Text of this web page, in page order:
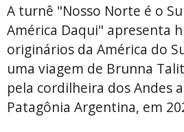
A turnê "Nosso Norte é o
América Daqui" apresenta
originários da América do
uma viagem de Brunna
pela cordilheira dos Andes
Patagônia Argentina, em